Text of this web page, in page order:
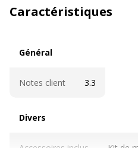
Caractéristiques
Général
Notes client 3.3
Divers